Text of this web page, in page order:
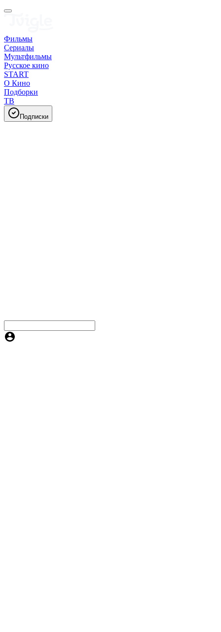
Фильмы
Сериалы
Мультфильмы
Русское кино
START
О Кино
Подборки
ТВ
Подписки